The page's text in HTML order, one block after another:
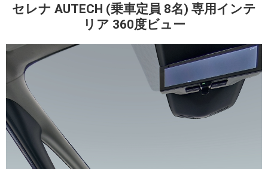
セレナ AUTECH (乗車定員 8名) 専用インテ
リア 360度ビュー